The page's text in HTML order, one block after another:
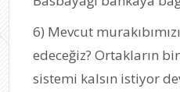
6) Mevcut
edeceğiz? Ortakların
sistemi kalsın istiyor